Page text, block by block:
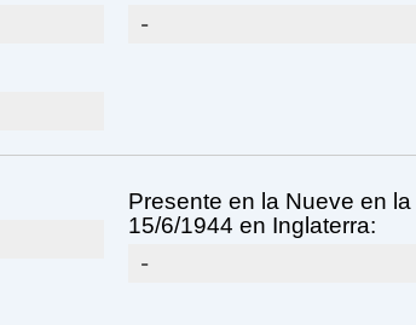
-
Presente en la Nueve en
15/6/1944 en Inglaterra:
-